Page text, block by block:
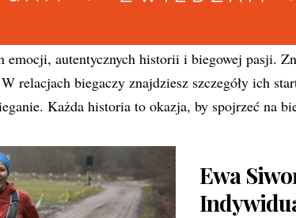
emocji, autentycznych historii i biegowej pasji.
relacjach biegaczy znajdziesz szczegóły ich
Każda historia to okazja, by spojrzeć na
Ewa